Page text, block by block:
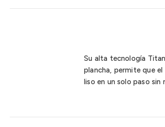
Su alta tecnología
plancha, permite que
liso en un solo paso sin